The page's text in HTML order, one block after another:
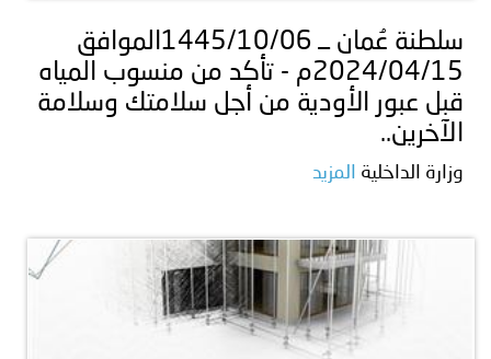
سلطنة عُمان ــ 1445/10/06الموافق
2024/04/15م - تأكد من منسوب المياه
قبل عبور الأودية من أجل سلامتك وسلامة
الآخرين..
وزارة الداخلية المزيد